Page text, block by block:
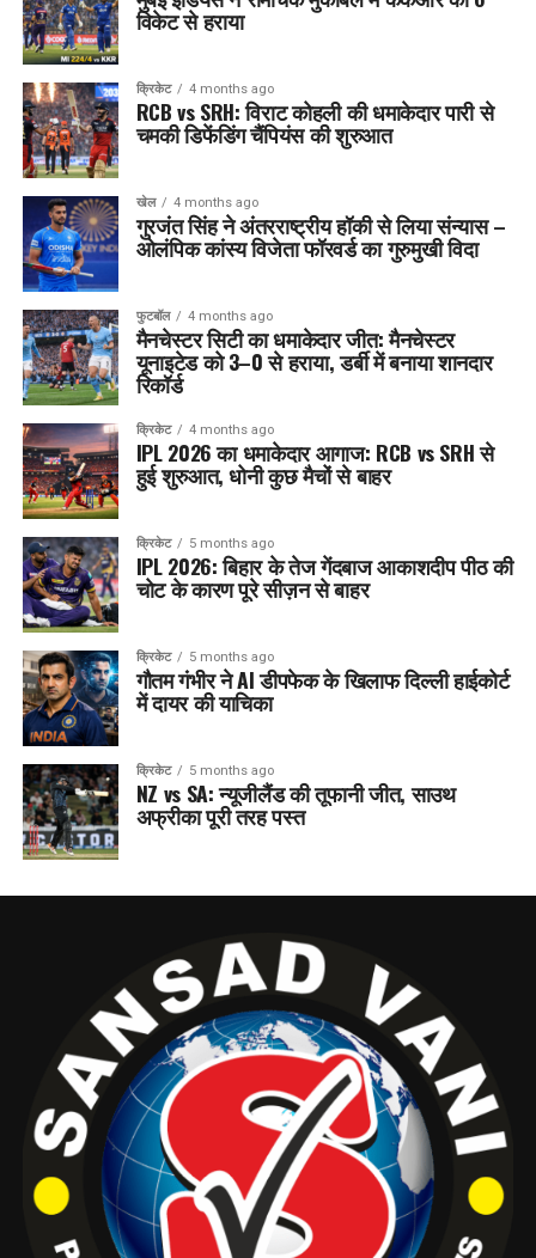
विकेट से हराया
क्रिकेट 4 months ago
RCB vs SRH: विराट कोहली की धमाकेदार पारी से
चमकी डिफेंडिंग चैंपियंस की शुरुआत
खेल 4 months ago
गुरजंत सिंह ने अंतरराष्ट्रीय हॉकी से लिया संन्यास –
ओलंपिक कांस्य विजेता फॉरवर्ड का गुरुमुखी विदा
फुटबॉल 4 months ago
मैनचेस्टर सिटी का धमाकेदार जीत: मैनचेस्टर
यूनाइटेड को 3–0 से हराया, डर्बी में बनाया शानदार
रिकॉर्ड
क्रिकेट 4 months ago
IPL 2026 का धमाकेदार आगाज: RCB vs SRH से
हुई शुरुआत, धोनी कुछ मैचों से बाहर
क्रिकेट 5 months ago
IPL 2026: बिहार के तेज गेंदबाज आकाशदीप पीठ की
चोट के कारण पूरे सीज़न से बाहर
क्रिकेट 5 months ago
गौतम गंभीर ने AI डीपफेक के खिलाफ दिल्ली हाईकोर्ट
में दायर की याचिका
क्रिकेट 5 months ago
NZ vs SA: न्यूजीलैंड की तूफानी जीत, साउथ
अफ्रीका पूरी तरह पस्त